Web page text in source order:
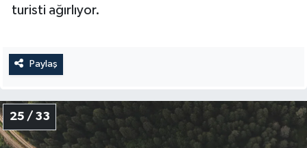
turisti ağırlıyor.
Paylaş
25 / 33